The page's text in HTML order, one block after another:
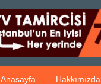
Anasayfa Hakkımızda